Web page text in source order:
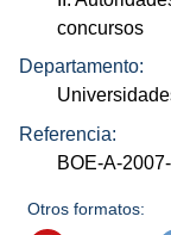
concursos
Departamento:
Referencia:
BOE-A-
Otros formatos: